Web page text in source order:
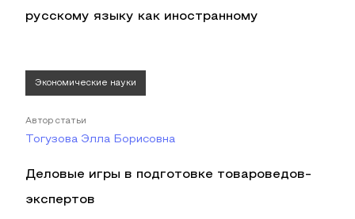
русскому языку как иностранному
Экономические науки
Автор статьи
Тогузова Элла Борисовна
Деловые игры в подготовке товароведов-
экспертов